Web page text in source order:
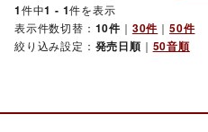
1件中1 - 1件を表示
表示件数切替： 10件 ｜ 30件 ｜50件
絞り込み設定： 発売日順 ｜ 50音順